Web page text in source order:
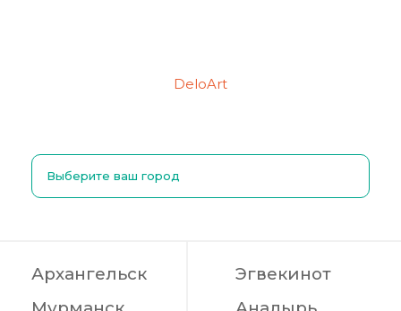
DeloArt
Выберите ваш город
Архангельск
Эгвекинот